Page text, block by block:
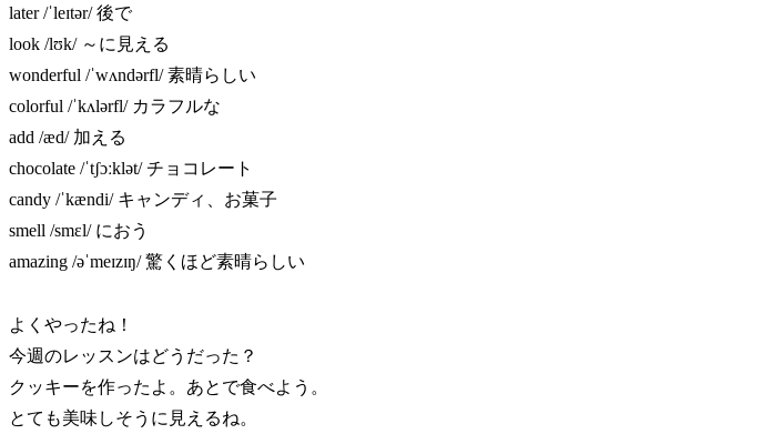
later /ˈleɪtər/ 後で
look /lʊk/ ～に見える
wonderful /ˈwʌndərfl/ 素晴らしい
colorful /ˈkʌlərfl/ カラフルな
add /æd/ 加える
chocolate /ˈtʃɔːklət/ チョコレート
candy /ˈkændi/ キャンディ、お菓子
smell /smɛl/ におう
amazing /əˈmeɪzɪŋ/ 驚くほど素晴らしい
よくやったね！
今週のレッスンはどうだった？
クッキーを作ったよ。あとで食べよう。
とても美味しそうに見えるね。